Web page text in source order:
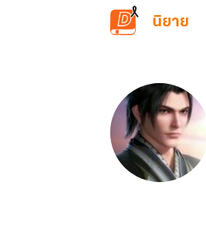
ข้ามไปยังเนื้อหาหลัก
นิยาย